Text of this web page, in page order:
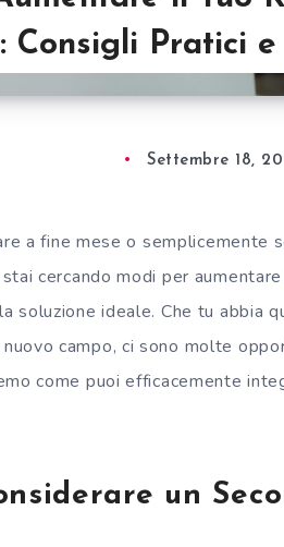
Consigli Pratici
Settembre 18,
a fine mese o semplicemente
cercando modi per
soluzione ideale. Che tu abbia
campo, ci sono molte
come puoi efficacemente
un